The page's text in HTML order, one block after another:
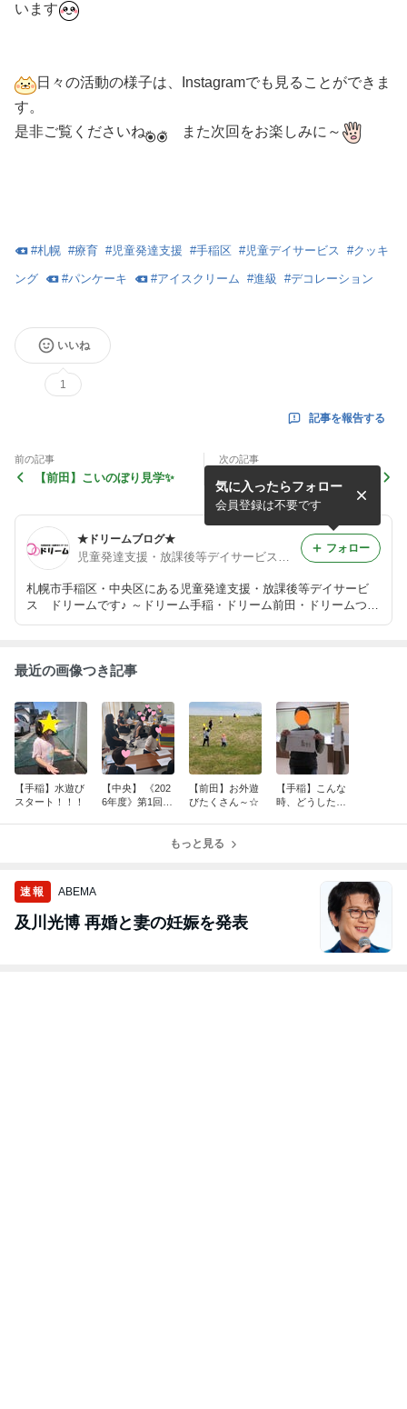
います
日々の活動の様子は、Instagramでも見ることができま
す。
是非ご覧くださいね
また次回をお楽しみに～
#札幌 #療育 #児童発達支援 #手稲区 #児童デイサービス #クッキ
ング #パンケーキ #アイスクリーム #進級 #デコレーション
いいね
1
記事を報告する
前の記事
【前田】こいのぼり見学✨
次の記事
春をたのしもう！【つばさ】
★ドリームブログ★
札幌市手稲区・中央区にある児童発達支援・放課後等デイサービ
ス ドリームです♪ ～ドリーム手稲・ドリーム前田・ドリームつば
さ・ドリーム中央～ ４事業所での療育の様子や発達についてのア
気に入ったらフォロー
会員登録は不要です
フォロー
最近の画像つき記事
【手稲】水遊び
スタート！！！
【中央】 《202
6年度》第1回ペ
【前田】お外遊
びたくさん～☆
【手稲】こんな
時、どうしたら
もっと見る
速報 ABEMA
及川光博 再婚と妻の妊娠を発表